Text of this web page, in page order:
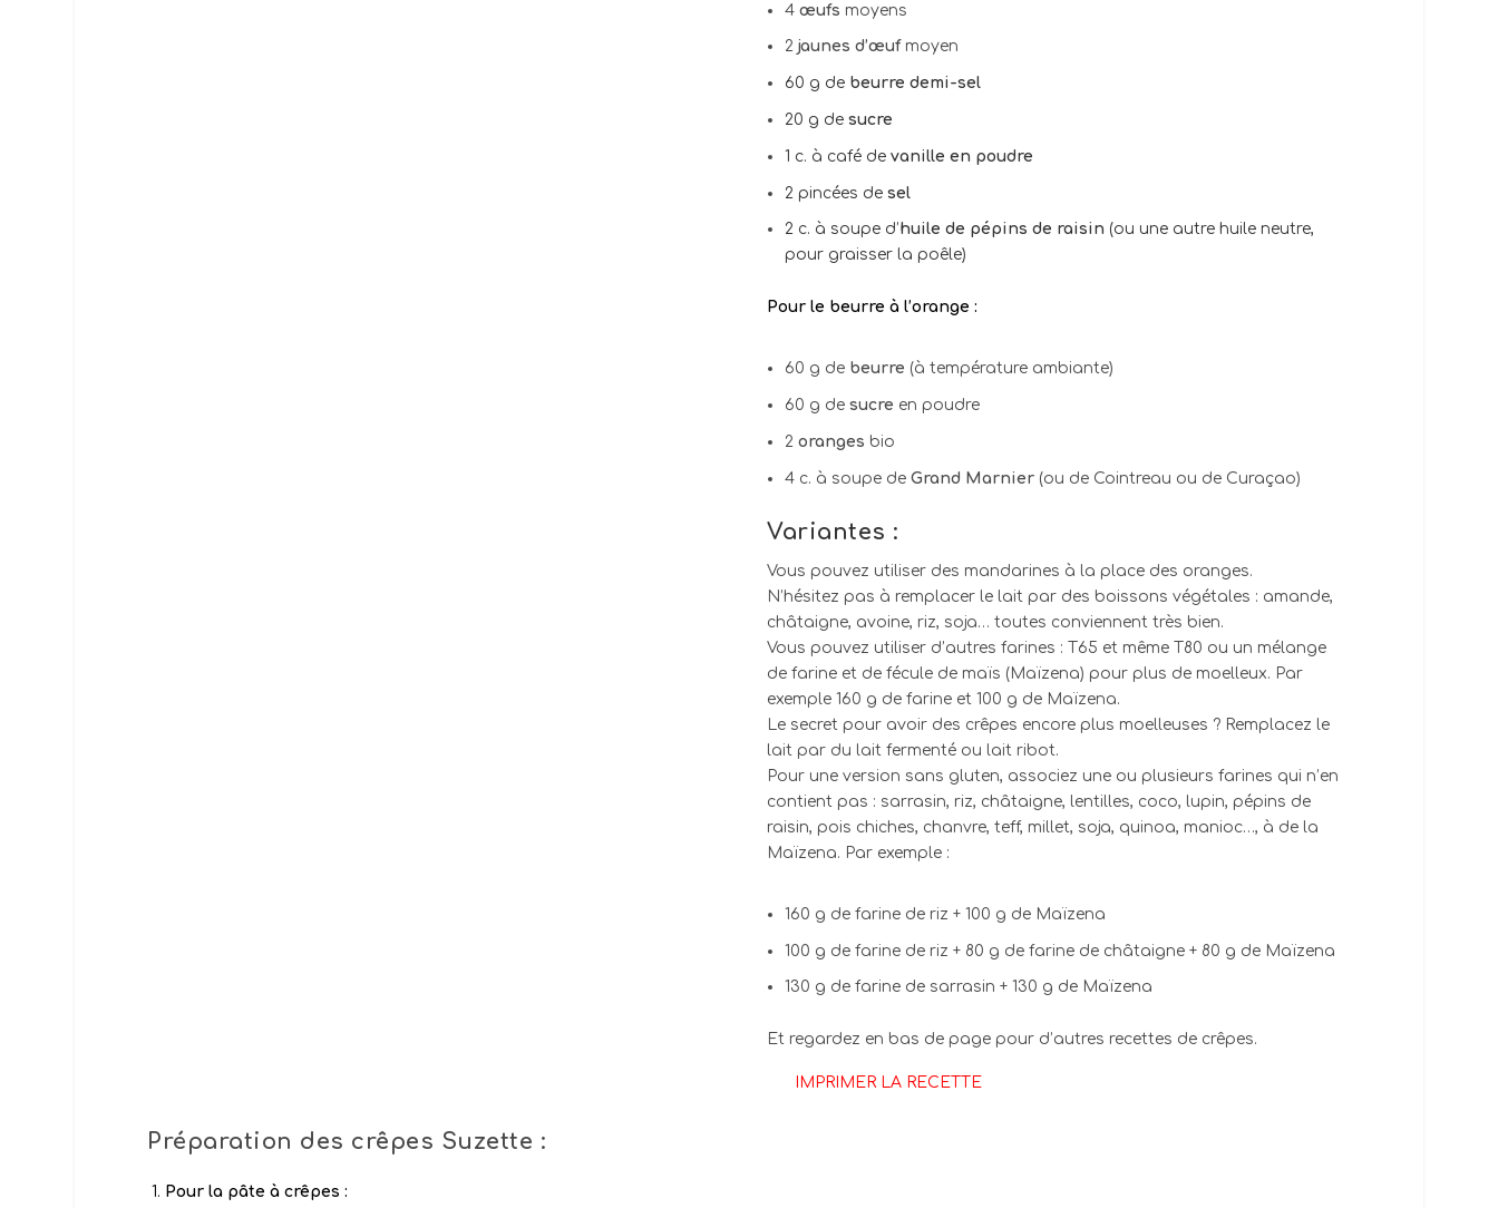
4œufs moyens
2 jaunes d’œuf moyen
60 g de beurre demi-sel
20 g desucre
1 c. à café devanille en poudre
2 pincées desel
2 c. à soupe d’huile de pépins de raisin (ou une autre huile neutre,
pour graisser la poêle)
Pour le beurre à l’orange :
60 g de beurre (à température ambiante)
60 g desucre en poudre
2 oranges bio
4 c. à soupe deGrand Marnier (ou de Cointreau ou de Curaçao)
Variantes :
Vous pouvez utiliser des mandarines à la place des oranges.
N’hésitez pas à remplacer le lait par des boissons végétales : amande,
châtaigne, avoine, riz, soja… toutes conviennent très bien.
Vous pouvez utiliser d’autres farines : T65 et même T80 ou un mélange
de farine et de fécule de maïs (Maïzena) pour plus de moelleux. Par
exemple 160 g de farine et 100 g de Maïzena.
Le secret pour avoir des crêpes encore plus moelleuses ? Remplacez le
lait par du lait fermenté ou lait ribot.
Pour une version sans gluten, associez une ou plusieurs farines qui n’en
contient pas : sarrasin, riz, châtaigne, lentilles, coco, lupin, pépins de
raisin, pois chiches, chanvre, teff, millet, soja, quinoa, manioc…, à de la
Maïzena. Par exemple :
160 g de farine de riz + 100 g de Maïzena
100 g de farine de riz + 80 g de farine de châtaigne + 80 g de Maïzena
130 g de farine de sarrasin + 130 g de Maïzena
Et regardez en bas de page pour d’autres recettes de crêpes.
IMPRIMER LA RECETTE
Préparation des crêpes Suzette :
Pour la pâte à crêpes :